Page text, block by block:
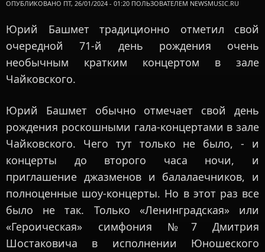
ОПУБЛИКОВАНО ПТ, 26/01/2024 - 01:20 ПОЛЬЗОВАТЕЛЕМ NEWSMUSIC.RU
Юрий Башмет традиционно отметил свой
очередной 71-й день рождения очень
необычным кратким концертом в зале
Чайковского.
Юрий Башмет обычно отмечает свой день
рождения роскошными гала-концертами в зале
Чайковского. Чего тут только не было, - и
концерты до второго часа ночи, и
приглашение джазменов и балалаечников, и
полноценные шоу-концерты. Но в этот раз все
было не так. Только «Ленинградская» или
«Героическая» симфония №7 Дмитрия
Шостаковича в исполнении Юношеского